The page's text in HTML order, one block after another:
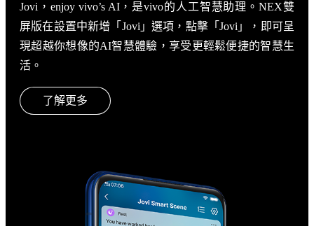
Jovi，enjoy vivo’s AI，是vivo的人工智慧助理。NEX雙
屏版在設置中新增「Jovi」選項，點擊「Jovi」，即可呈
現超越你想像的AI智慧體驗，享受更輕鬆便捷的智慧生
活。
了解更多